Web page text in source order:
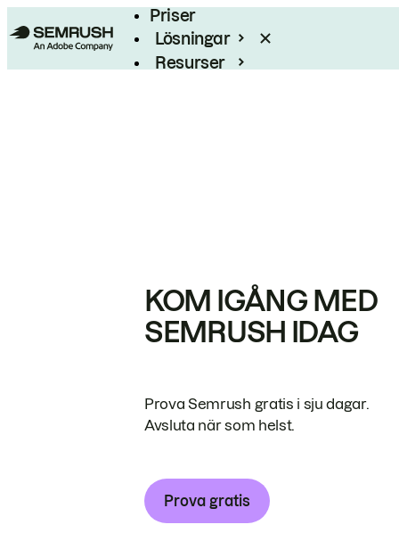
Priser
Lösningar
Resurser
KOM IGÅNG MED
SEMRUSH IDAG
Prova Semrush gratis i sju dagar.
Avsluta när som helst.
Prova gratis